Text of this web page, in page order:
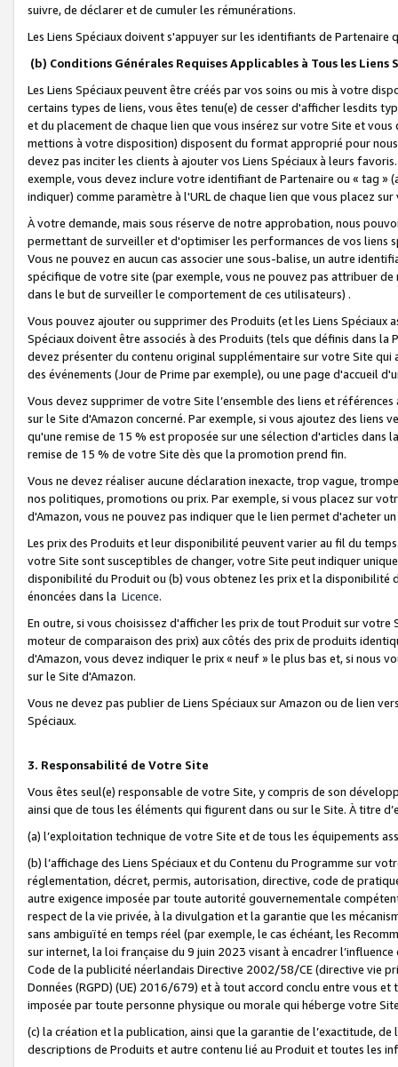
suivre, de déclarer et de cumuler les rémunérations.
Les Liens Spéciaux doivent s'appuyer sur les identifiants de Partenaire
(b) Conditions Générales Requises Applicables à Tous les Liens
Les Liens Spéciaux peuvent être créés par vos soins ou mis à votre
certains types de liens, vous êtes tenu(e) de cesser d'afficher lesdits
et du placement de chaque lien que vous insérez sur votre Site et
mettions à votre disposition) disposent du format approprié pour
devez pas inciter les clients à ajouter vos Liens Spéciaux à leurs
exemple, vous devez inclure votre identifiant de Partenaire ou « tag
indiquer) comme paramètre à l'URL de chaque lien que vous placez
À votre demande, mais sous réserve de notre approbation, nous
permettant de surveiller et d'optimiser les performances de vos liens
Vous ne pouvez en aucun cas associer une sous-balise, un autre
spécifique de votre site (par exemple, vous ne pouvez pas attribuer
dans le but de surveiller le comportement de ces utilisateurs) .
Vous pouvez ajouter ou supprimer des Produits (et les Liens
Spéciaux doivent être associés à des Produits (tels que définis dans
devez présenter du contenu original supplémentaire sur votre Site qui
des événements (Jour de Prime par exemple), ou une page d'accueil
Vous devez supprimer de votre Site l’ensemble des liens et
sur le Site d'Amazon concerné. Par exemple, si vous ajoutez des
qu'une remise de 15 % est proposée sur une sélection d'articles
remise de 15 % de votre Site dès que la promotion prend fin.
Vous ne devez réaliser aucune déclaration inexacte, trop vague,
nos politiques, promotions ou prix. Par exemple, si vous placez sur
d'Amazon, vous ne pouvez pas indiquer que le lien permet d'acheter
Les prix des Produits et leur disponibilité peuvent varier au fil du
votre Site sont susceptibles de changer, votre Site peut indiquer
disponibilité du Produit ou (b) vous obtenez les prix et la disponibilité
énoncées dans la Licence.
En outre, si vous choisissez d'afficher les prix de tout Produit sur
moteur de comparaison des prix) aux côtés des prix de produits
d'Amazon, vous devez indiquer le prix « neuf » le plus bas et, si nous
sur le Site d'Amazon.
Vous ne devez pas publier de Liens Spéciaux sur Amazon ou de lien
Spéciaux.
3. Responsabilité de Votre Site
Vous êtes seul(e) responsable de votre Site, y compris de son
ainsi que de tous les éléments qui figurent dans ou sur le Site. À titre
(a) l’exploitation technique de votre Site et de tous les équipements
(b) l’affichage des Liens Spéciaux et du Contenu du Programme sur
réglementation, décret, permis, autorisation, directive, code de
autre exigence imposée par toute autorité gouvernementale
respect de la vie privée, à la divulgation et la garantie que les
sans ambiguïté en temps réel (par exemple, le cas échéant, les
sur internet, la loi française du 9 juin 2023 visant à encadrer
Code de la publicité néerlandais Directive 2002/58/CE (directive vie
Données (RGPD) (UE) 2016/679) et à tout accord conclu entre vous
imposée par toute personne physique ou morale qui héberge votre
(c) la création et la publication, ainsi que la garantie de l’exactitude,
descriptions de Produits et autre contenu lié au Produit et toutes les